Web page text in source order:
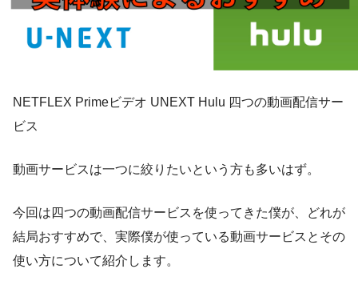
NETFLEX Primeビデオ UNEXT Hulu 四つの動画配信サー
ビス
動画サービスは一つに絞りたいという方も多いはず。
今回は四つの動画配信サービスを使ってきた僕が、どれが
結局おすすめで、実際僕が使っている動画サービスとその
使い方について紹介します。